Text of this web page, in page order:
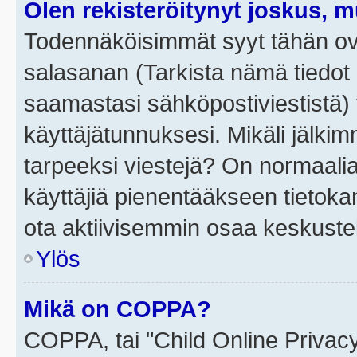
Olen rekisteröitynyt joskus,
Todennäköisimmät syyt tähän
salasanan (Tarkista nämä
saamastasi
käyttäjätunnuksesi. Mikäli
tarpeeksi viestejä? On
käyttäjiä pienentääkseen
ota aktiivisemmin osaa
Ylös
Mikä on COPPA?
COPPA, tai "Child Online